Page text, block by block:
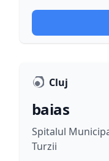
Cluj
baias
Spitalul
Turzii